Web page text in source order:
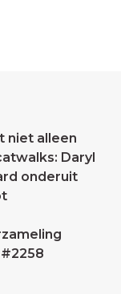
niet alleen
Daryl
onderuit